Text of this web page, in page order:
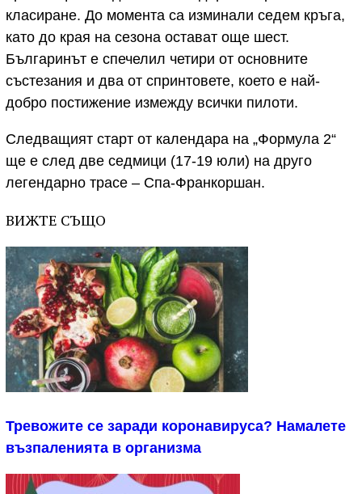
класиране. До момента са изминали седем кръга,
като до края на сезона остават още шест.
Българинът е спечелил четири от основните
състезания и два от спринтовете, което е най-
добро постижение измежду всички пилоти.
Следващият старт от календара на „Формула 2“
ще е след две седмици (17-19 юли) на друго
легендарно трасе – Спа-Франкоршан.
ВИЖТЕ СЪЩО
Тревожите се заради коронавируса? Намалете
възпаленията в организма